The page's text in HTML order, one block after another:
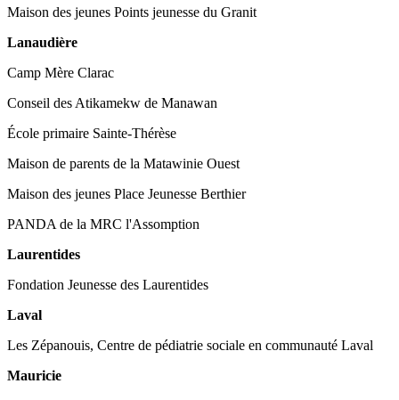
Maison des jeunes Points jeunesse du Granit
Lanaudière
Camp Mère Clarac
Conseil des Atikamekw de Manawan
École primaire Sainte-Thérèse
Maison de parents de la Matawinie Ouest
Maison des jeunes Place Jeunesse Berthier
PANDA de la MRC l'Assomption
Laurentides
Fondation Jeunesse des Laurentides
Laval
Les Zépanouis, Centre de pédiatrie sociale en communauté Laval
Mauricie